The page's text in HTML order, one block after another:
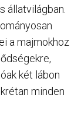
állatvilágban.
a majmokhoz
két lábon
minden